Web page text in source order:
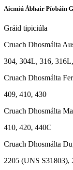
Aicmiú Ábhair Píobáin
Gráid tipiciúla
Cruach Dhosmálta
304, 304L, 316,
Cruach Dhosmálta
409, 410, 430
Cruach Dhosmálta
410, 420, 440C
Cruach Dhosmálta
2205 (UNS S31803),